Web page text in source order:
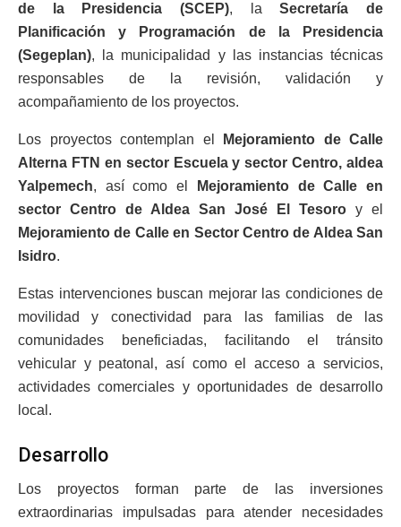
de la Presidencia (SCEP), laSecretaría de
Planificación y Programación de la Presidencia
(Segeplan), la municipalidad y las instancias técnicas
responsables de la revisión, validación y
acompañamiento de los proyectos.
Los proyectos contemplan el
Mejoramiento de Calle
Alterna FTN en sector Escuela y sector Centro, aldea
Yalpemech, así como el
Mejoramiento de Calle en
sector Centro de Aldea San José El Tesoro y el
Mejoramiento de Calle en Sector Centro de Aldea San
Isidro.
Estas intervenciones buscan mejorar las condiciones de
movilidad y conectividad para las familias de las
comunidades beneficiadas, facilitando el tránsito
vehicular y peatonal, así como el acceso a servicios,
actividades comerciales y oportunidades de desarrollo
local.
Desarrollo
Los proyectos forman parte de las inversiones
extraordinarias impulsadas para atender necesidades